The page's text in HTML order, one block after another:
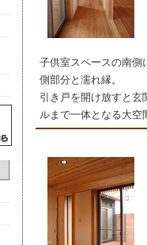
子供室スペースの南側
側部分と濡れ縁。
引き戸を開け放すと玄
ルまで一体となる大空